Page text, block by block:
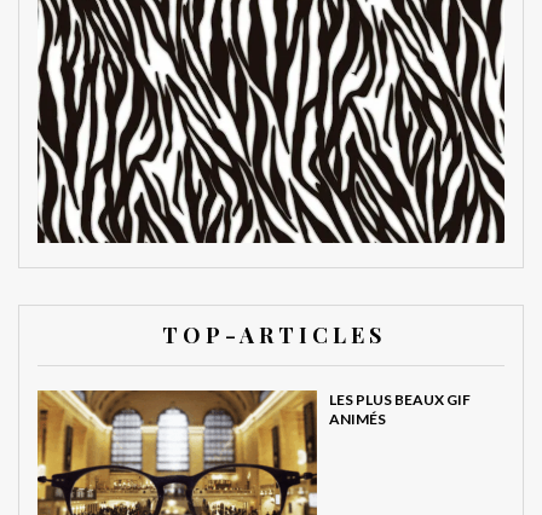
T O P - A R T I C L E S
LES PLUS BEAUX GIF
ANIMÉS